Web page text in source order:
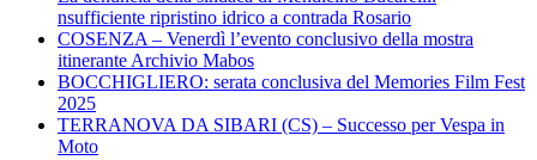
nsufficiente ripristino idrico a contrada Rosario
COSENZA – Venerdì l’evento conclusivo della mostra
itinerante Archivio Mabos
BOCCHIGLIERO: serata conclusiva del Memories Film Fest
2025
TERRANOVA DA SIBARI (CS) – Successo per Vespa in
Moto